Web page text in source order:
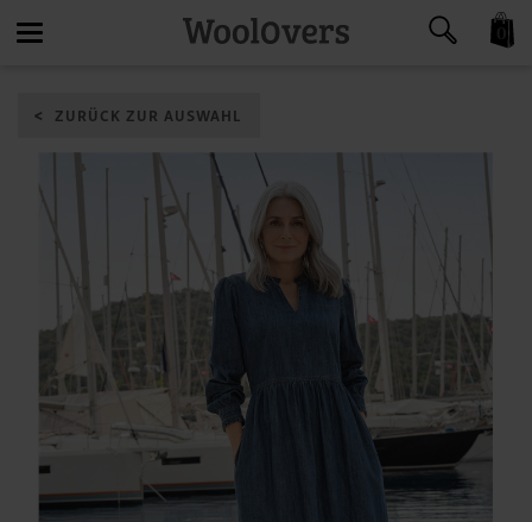
navigation
ZURÜCK ZUR AUSWAHL